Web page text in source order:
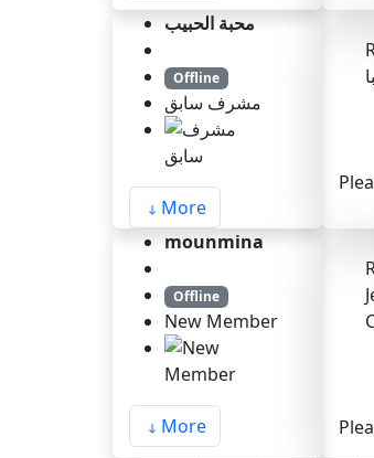
محبة الحبيب
Offline
مشرف سابق
More
mounmina
Offline
New Member
More